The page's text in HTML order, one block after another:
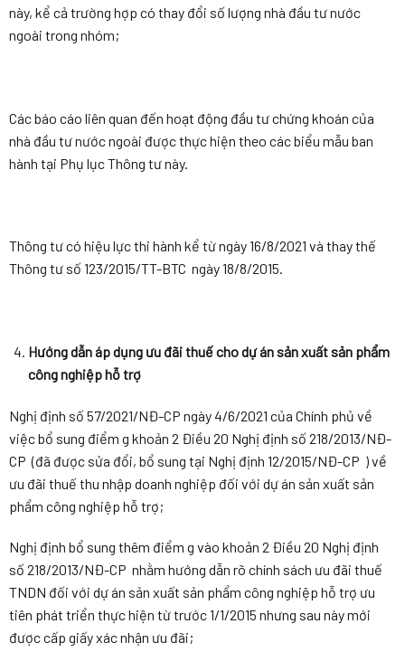
này, kể cả trường hợp có thay đổi số lượng nhà đầu tư nước
ngoài trong nhóm;
Các báo cáo liên quan đến hoạt động đầu tư chứng khoán của
nhà đầu tư nước ngoài được thực hiện theo các biểu mẫu ban
hành tại Phụ lục Thông tư này.
Thông tư có hiệu lực thi hành kể từ ngày 16/8/2021 và thay thế
Thông tư số 123/2015/TT-BTC ngày 18/8/2015.
Hướng dẫn áp dụng ưu đãi thuế cho dự án sản xuất sản phẩm
công nghiệp hỗ trợ
Nghị định số 57/2021/NĐ-CP ngày 4/6/2021 của Chính phủ về
việc bổ sung điểm g khoản 2 Điều 20 Nghị định số 218/2013/NĐ-
CP (đã được sửa đổi, bổ sung tại Nghị định 12/2015/NĐ-CP ) về
ưu đãi thuế thu nhập doanh nghiệp đối với dự án sản xuất sản
phẩm công nghiệp hỗ trợ;
Nghị định bổ sung thêm điểm g vào khoản 2 Điều 20 Nghị định
số 218/2013/NĐ-CP nhằm hướng dẫn rõ chính sách ưu đãi thuế
TNDN đối với dự án sản xuất sản phẩm công nghiệp hỗ trợ ưu
tiên phát triển thực hiện từ trước 1/1/2015 nhưng sau này mới
được cấp giấy xác nhận ưu đãi;